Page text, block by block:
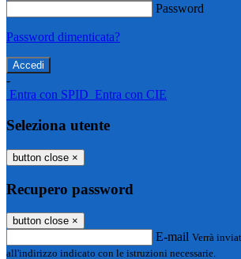
Password
Password dimenticata?
-
Entra con SPID Entra con CIE
Seleziona utente
button close ×
Recupero password
button close ×
E-mail Verrà
all'indirizzo indicato con le istruzioni necessarie.